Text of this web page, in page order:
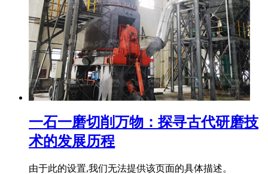
一石一磨切削万物：探寻古代研磨技
术的发展历程
由于此的设置,我们无法提供该页面的具体描述。